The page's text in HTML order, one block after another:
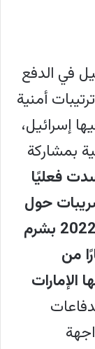
في الدفع
أمنية
إسرائيل،
بمشاركة
فعليًا
حول
الاجتماع السري الذي عُقد في عام 2022 بشرم
من
الإمارات